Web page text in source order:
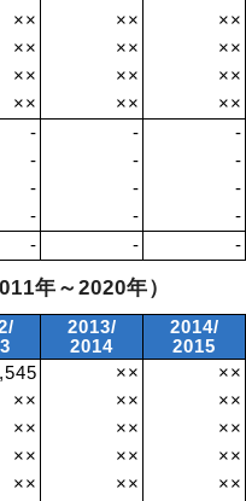
×× ××
××
×× ××
××
×× ××
××
×× ××
××
- -
-
- -
-
- -
-
- -
-
- - -
年～2020年）
2013/
2014
2014/
2015
××
××
×× ××
××
×× ××
××
×× ××
××
×× ××
××